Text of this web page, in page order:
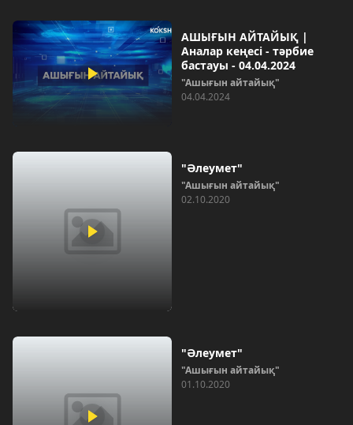
АШЫҒЫН АЙТАЙЫҚ |
Аналар кеңесі - тәрбие
бастауы - 04.04.2024
"Ашығын айтайық"
04.04.2024
"Әлеумет"
"Ашығын айтайық"
02.10.2020
"Әлеумет"
"Ашығын айтайық"
01.10.2020